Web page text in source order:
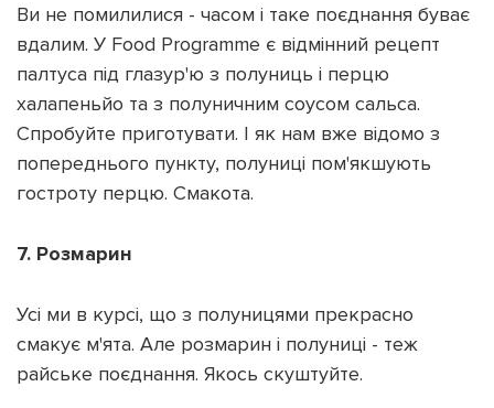
Ви не помилилися - часом і таке поєднання буває
вдалим. У Food Programme є відмінний рецепт
палтуса під глазур'ю з полуниць і перцю
халапеньйо та з полуничним соусом сальса.
Спробуйте приготувати. І як нам вже відомо з
попереднього пункту, полуниці пом'якшують
гостроту перцю. Смакота.
7. Розмарин
Усі ми в курсі, що з полуницями прекрасно
смакує м'ята. Але розмарин і полуниці - теж
райське поєднання. Якось скуштуйте.